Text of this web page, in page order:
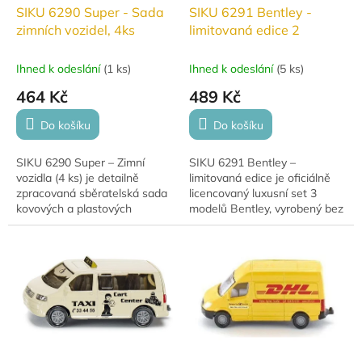
u
SIKU 6290 Super - Sada
zimních vozidel, 4ks
Ihned k odeslání (1 ks)
464 Kč
Do košíku
SIKU 6290 Super – Zimní
vozidla (4 ks) je detailně
zpracovaná sběratelská sada
kovových a plastových
modelů, ideální pro děti od 3
SIKU 6291 Bentley -
limitovaná edice 2
Ihned k odeslání (5 ks)
489 Kč
Do košíku
SIKU 6291 Bentley –
limitovaná edice je oficiálně
licencovaný luxusní set 3
modelů Bentley, vyrobený bez
plastových součástí, ideální